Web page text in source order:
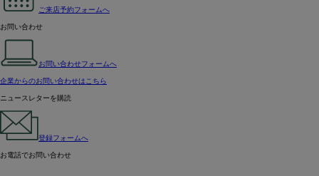
ご来店予約フォームへ
お問い合わせ
お問い合わせフォームへ
企業からのお問い合わせはこちら
ニュースレターを購読
登録フォームへ
お電話でお問い合わせ